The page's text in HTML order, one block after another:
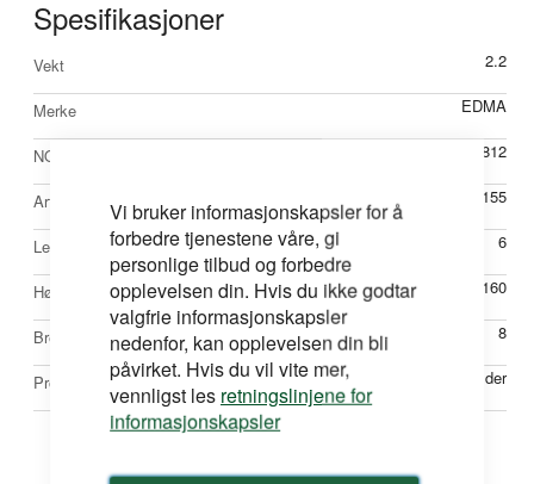
Vi bruker informasjonskapsler for å
forbedre tjenestene våre, gi
personlige tilbud og forbedre
opplevelsen din. Hvis du ikke godtar
valgfrie informasjonskapsler
nedenfor, kan opplevelsen din bli
påvirket. Hvis du vil vite mer,
vennligst les retningslinjene for
informasjonskapsler
Spesifikasjoner
Mer
informasjon
Vekt 2.2
Merke EDMA
NOBBNr 53534812
Artikkelnr E066155
Lengde mm 6
Høyde mm 160
Bredde mm 8
Produkttype Plateholder